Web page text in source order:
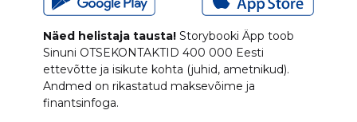
Näed helistaja tausta! Storybooki Äpp toob
Sinuni OTSEKONTAKTID 400 000 Eesti
ettevõtte ja isikute kohta (juhid, ametnikud).
Andmed on rikastatud maksevõime ja
finantsinfoga.